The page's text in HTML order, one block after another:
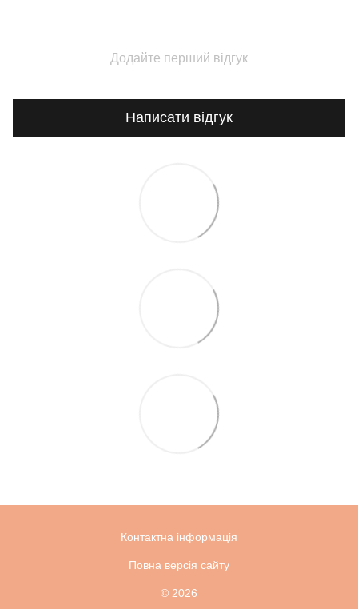
Додайте перший відгук
Написати відгук
Контактна інформація
Повна версія сайту
© 2026